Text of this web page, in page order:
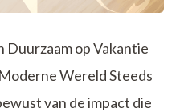
Duurzaam op Vakantie
Wereld Steeds
van de impact die